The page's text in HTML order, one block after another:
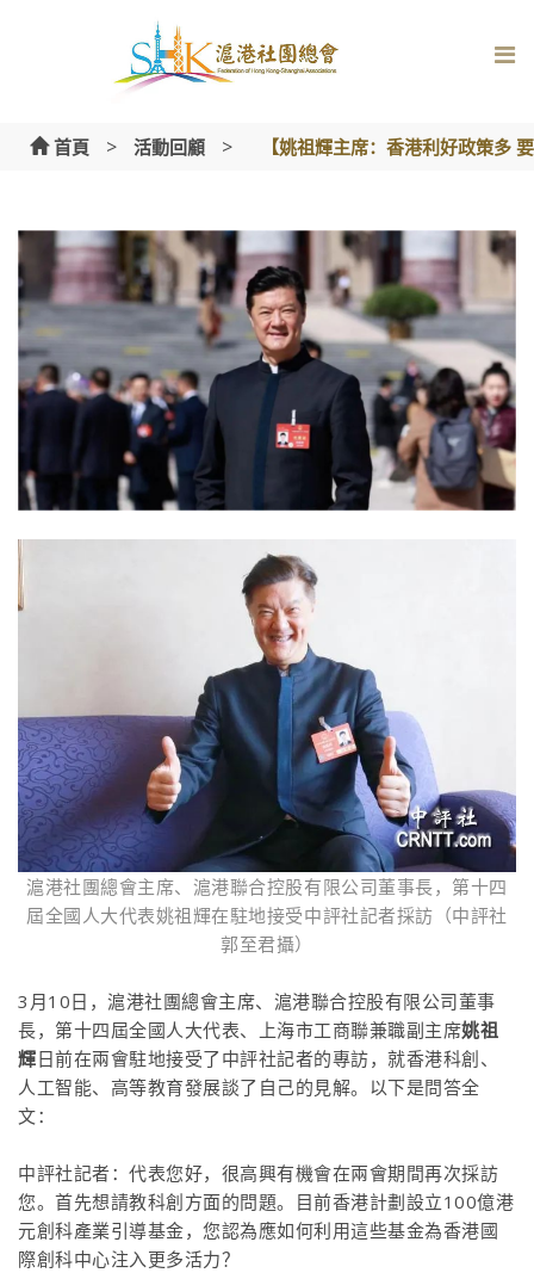
首頁 > 活動回顧 > 【姚祖輝主席：香港利好政策多
滬港社團總會主席、滬港聯合控股有限公司董事長，第十四
屆全國人大代表姚祖輝在駐地接受中評社記者採訪（中評社
郭至君攝）
3月10日，滬港社團總會主席、滬港聯合控股有限公司董事
長，第十四屆全國人大代表、上海市工商聯兼職副主席姚祖
輝日前在兩會駐地接受了中評社記者的專訪，就香港科創、
人工智能、高等教育發展談了自己的見解。以下是問答全
文：
中評社記者：代表您好，很高興有機會在兩會期間再次採訪
您。首先想請教科創方面的問題。目前香港計劃設立100億港
元創科產業引導基金，您認為應如何利用這些基金為香港國
際創科中心注入更多活力？